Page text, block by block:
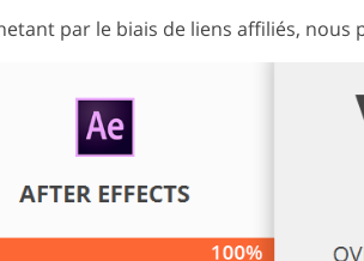
Services de Retouche Photo
de Mariage
Modèles de
générés
Textures
collections
par le biais de liens affiliés,